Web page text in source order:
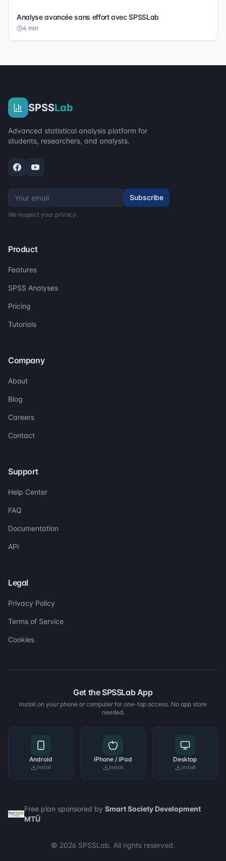
Analyse avancée sans effort avec SPSSLab
4 min
SPSSLab
Advanced statistical analysis platform for
students, researchers, and analysts.
Subscribe
We respect your privacy.
Product
Features
SPSS Analyses
Pricing
Tutorials
Company
About
Blog
Careers
Contact
Support
Help Center
FAQ
Documentation
API
Legal
Privacy Policy
Terms of Service
Cookies
Get the SPSSLab App
Install on your phone or computer for one-tap access. No app store
needed.
Android
Install
iPhone / iPad
Install
Desktop
Install
Free plan sponsored by Smart Society Development
MTÜ
© 2026 SPSSLab. All rights reserved.